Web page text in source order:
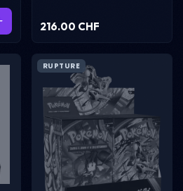
216.00 CHF
RUPTURE